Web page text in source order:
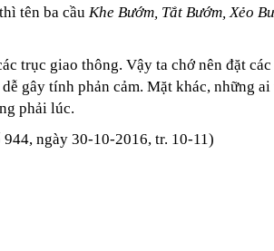
tên ba cầu Khe Bướm, Tắt Bướm, Xẻo
trục giao thông. Vậy ta chớ nên đặt
gây tính phản cảm. Mặt khác, những
phải lúc.
944, ngày 30-10-2016, tr. 10-11)